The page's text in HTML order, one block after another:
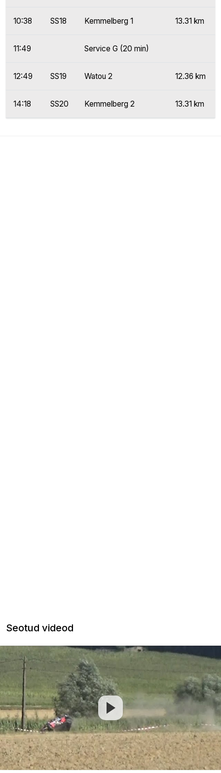
10:38 SS18 Kemmelberg 1 13.31 km
11:49 Service G (20 min)
12:49 SS19 Watou 2 12.36 km
14:18 SS20 Kemmelberg 2 13.31 km
Seotud videod